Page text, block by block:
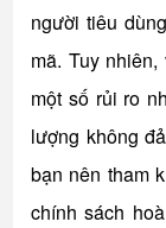
người tiêu
mã. Tuy
một số rủi ro
lượng không
bạn nên tham
chính sách